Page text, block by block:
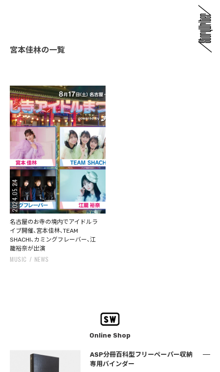
宮本佳林の一覧
2024.05.24
名古屋のお寺の境内でアイドルラ
イブ開催、宮本佳林、TEAM
SHACHI、カミングフレーバー、江
籠裕奈が出演
MUSIC NEWS
Online Shop
ASP分冊百科型フリーペーパー収納
専用バインダー